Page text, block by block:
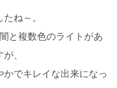
ね～。
と複数色のライトがあ
、
でキレイな出来になっ